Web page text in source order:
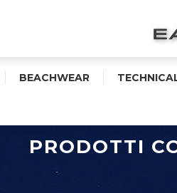
BEACHWEAR
PRODOTTI